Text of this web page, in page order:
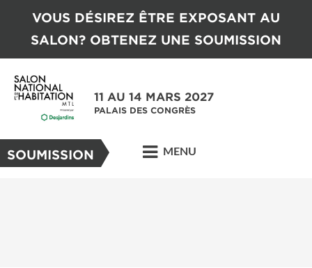
VOUS DÉSIREZ ÊTRE EXPOSANT AU
SALON? OBTENEZ UNE SOUMISSION
11 AU 14 MARS 2027
PALAIS DES CONGRÈS
SOUMISSION MENU